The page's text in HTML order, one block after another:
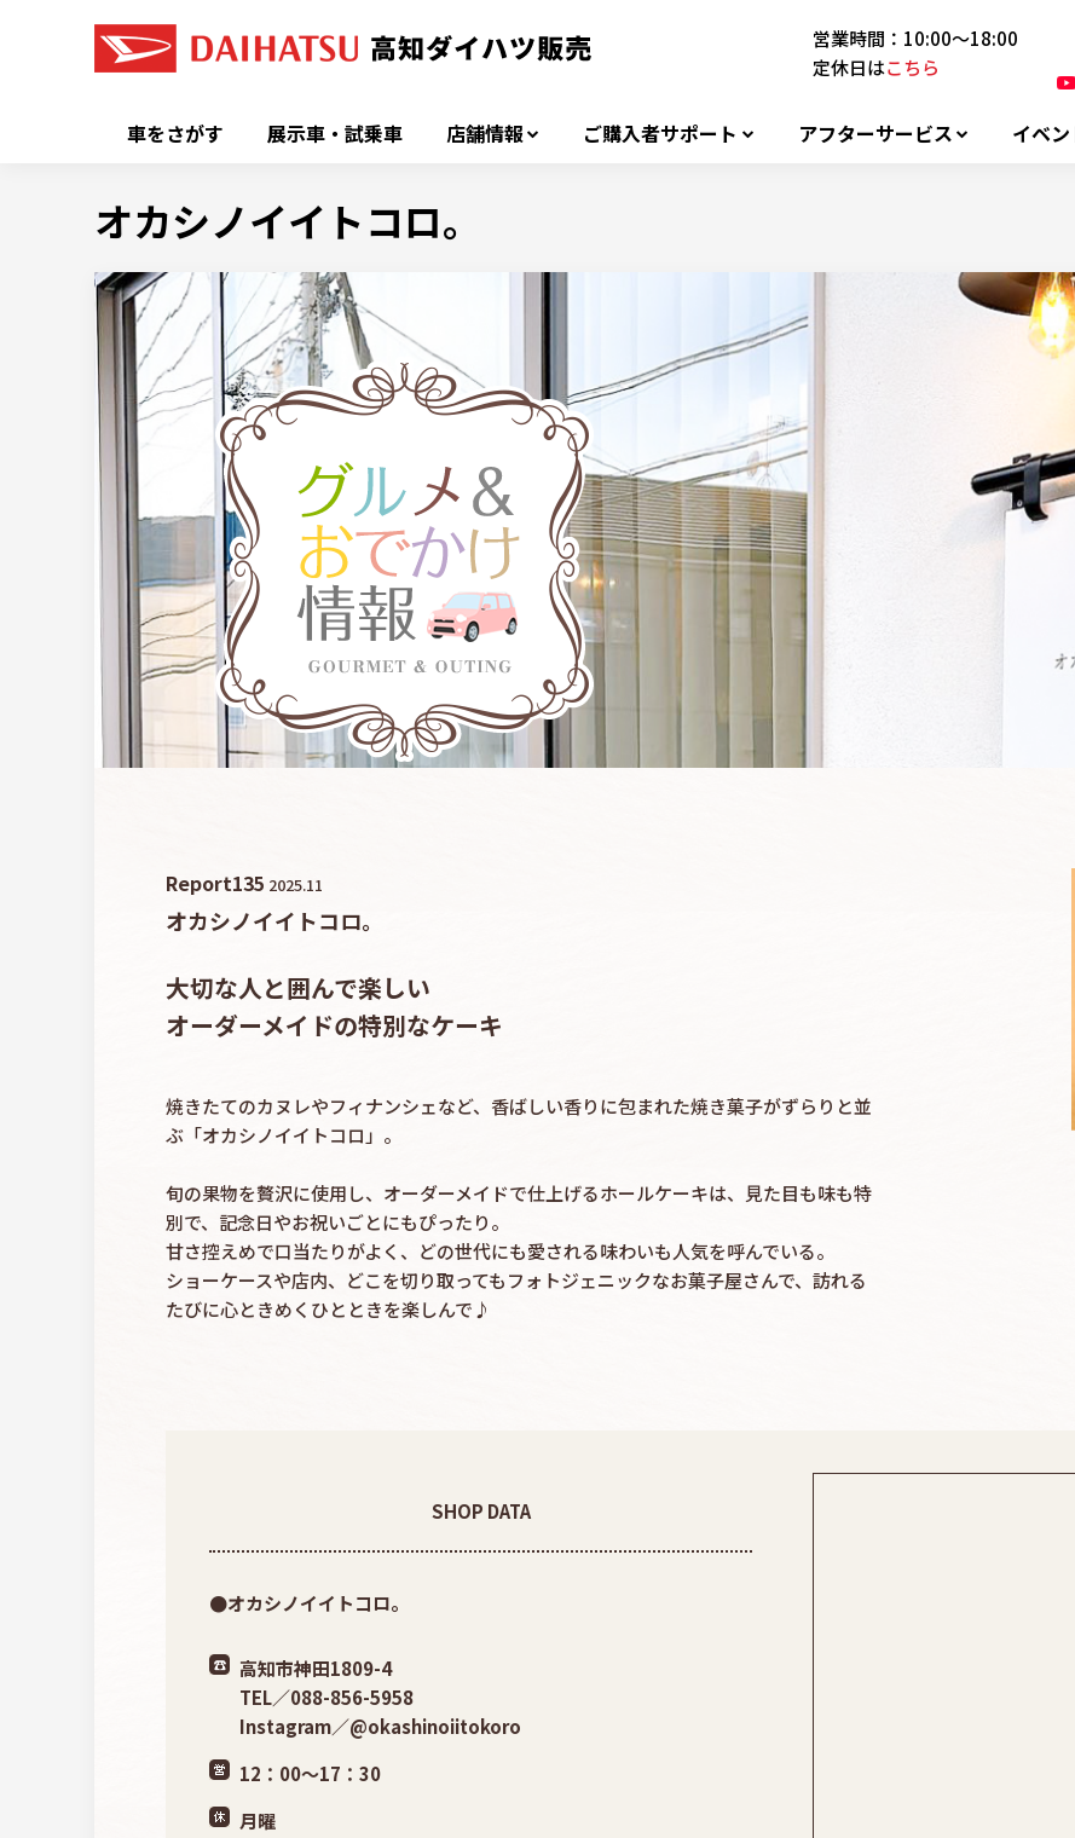
営業時間：10:00～18:00
定休日はこちら
車をさがす 展示車・試乗車 店舗情報 ご購入者サポート アフターサービス イベ
オカシノイイトコロ。
Report135 2025.11
オカシノイイトコロ。
大切な人と囲んで楽しい
オーダーメイドの特別なケーキ
焼きたてのカヌレやフィナンシェなど、香ばしい香りに包まれた焼き菓子がずらりと並
ぶ「オカシノイイトコロ」。
旬の果物を贅沢に使用し、オーダーメイドで仕上げるホールケーキは、見た目も味も特
別で、記念日やお祝いごとにもぴったり。
甘さ控えめで口当たりがよく、どの世代にも愛される味わいも人気を呼んでいる。
ショーケースや店内、どこを切り取ってもフォトジェニックなお菓子屋さんで、訪れる
たびに心ときめくひとときを楽しんで♪
SHOP DATA
●オカシノイイトコロ。
高知市神田1809-4
TEL／088-856-5958
Instagram／@okashinoiitokoro
12：00〜17：30
月曜